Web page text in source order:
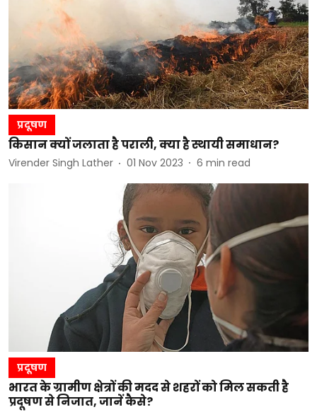
प्रदूषण
किसान क्यों जलाता है पराली, क्या है स्थायी समाधान?
Virender Singh Lather 01 Nov 2023 6 min read
प्रदूषण
भारत के ग्रामीण क्षेत्रों की मदद से शहरों को मिल सकती है
प्रदूषण से निजात, जानें कैसे?